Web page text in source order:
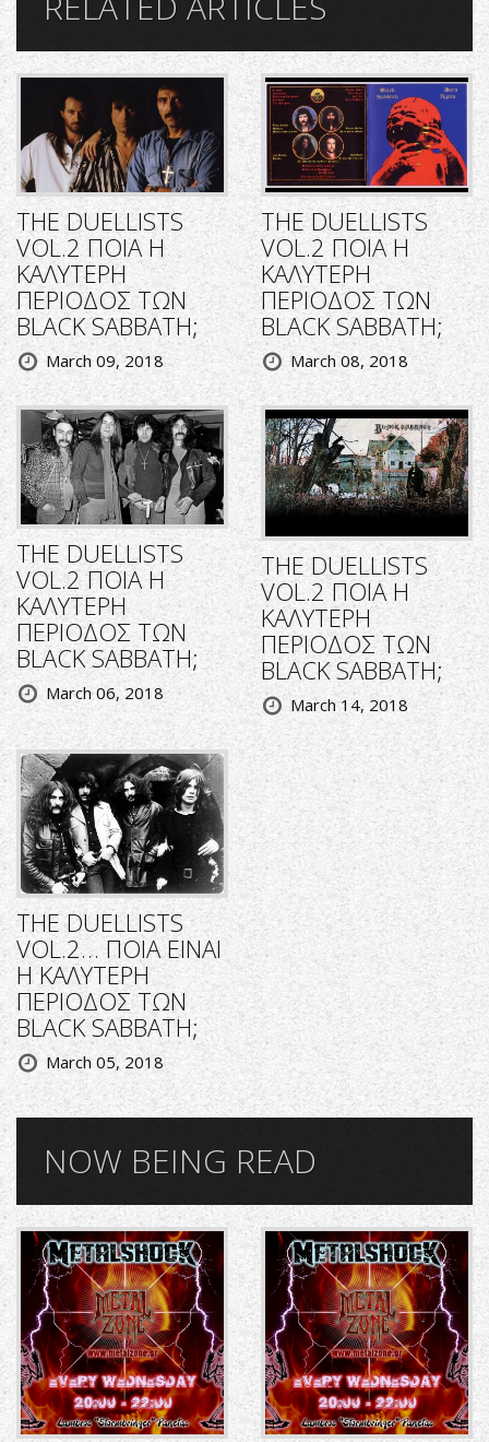
THE DUELLISTS
VOL.2 ΠΟΙΑ Η
ΚΑΛΥΤΕΡΗ
ΠΕΡΙΟΔΟΣ ΤΩΝ
BLACK SABBATH;
March 09, 2018
THE DUELLISTS
VOL.2 ΠΟΙΑ Η
ΚΑΛΥΤΕΡΗ
ΠΕΡΙΟΔΟΣ ΤΩΝ
BLACK SABBATH;
March 08, 2018
THE DUELLISTS
VOL.2 ΠΟΙΑ Η
ΚΑΛΥΤΕΡΗ
ΠΕΡΙΟΔΟΣ ΤΩΝ
BLACK SABBATH;
March 06, 2018
THE DUELLISTS
VOL.2 ΠΟΙΑ Η
ΚΑΛΥΤΕΡΗ
ΠΕΡΙΟΔΟΣ ΤΩΝ
BLACK SABBATH;
March 14, 2018
THE DUELLISTS
VOL.2… ΠΟΙΑ ΕΙΝΑΙ
Η ΚΑΛΥΤΕΡΗ
ΠΕΡΙΟΔΟΣ ΤΩΝ
BLACK SABBATH;
March 05, 2018
NOW BEING READ